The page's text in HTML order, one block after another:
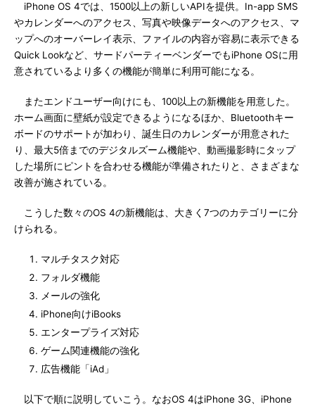
iPhone OS 4では、1500以上の新しいAPIを提供。In-app SMS
やカレンダーへのアクセス、写真や映像データへのアクセス、マ
ップへのオーバーレイ表示、ファイルの内容が容易に表示できる
Quick Lookなど、サードパーティーベンダーでもiPhone OSに用
意されているより多くの機能が簡単に利用可能になる。
またエンドユーザー向けにも、100以上の新機能を用意した。
ホーム画面に壁紙が設定できるようになるほか、Bluetoothキー
ボードのサポートが加わり、誕生日のカレンダーが用意された
り、最大5倍までのデジタルズーム機能や、動画撮影時にタップ
した場所にピントを合わせる機能が準備されたりと、さまざまな
改善が施されている。
こうした数々のOS 4の新機能は、大きく7つのカテゴリーに分
けられる。
マルチタスク対応
フォルダ機能
メールの強化
iPhone向けiBooks
エンタープライズ対応
ゲーム関連機能の強化
広告機能「iAd」
以下で順に説明していこう。なおOS 4はiPhone 3G、iPhone